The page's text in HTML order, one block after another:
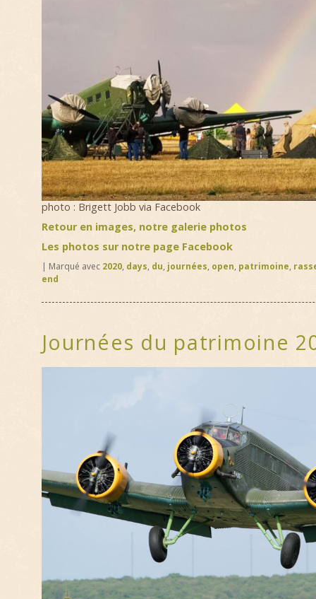
photo : Brigett Jobb via Facebook
Retour en images, notre galerie photos
Les photos sur notre page Facebook
| Marqué avec 2020, days, du, journées, open, patrimoine,
end
Journées du patrimoine